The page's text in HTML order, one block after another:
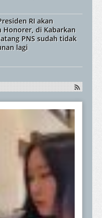
RI akan
Honorer, di Kabarkan
PNS sudah tidak
lagi